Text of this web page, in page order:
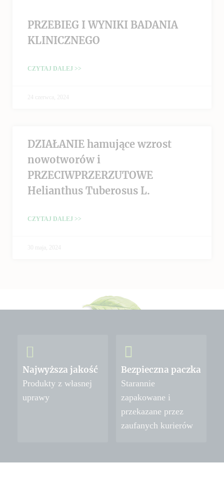
PRZEBIEG I WYNIKI BADANIA
KLINICZNEGO
CZYTAJ DALEJ >>
24 czerwca, 2024
DZIAŁANIE hamujące wzrost
nowotworów i
PRZECIWPRZERZUTOWE
Helianthus Tuberosus L.
CZYTAJ DALEJ >>
30 maja, 2024
Najwyższa jakość
Produkty z własnej
uprawy
Bezpieczna paczka
Starannie
zapakowane i
przekazane przez
zaufanych kurierów